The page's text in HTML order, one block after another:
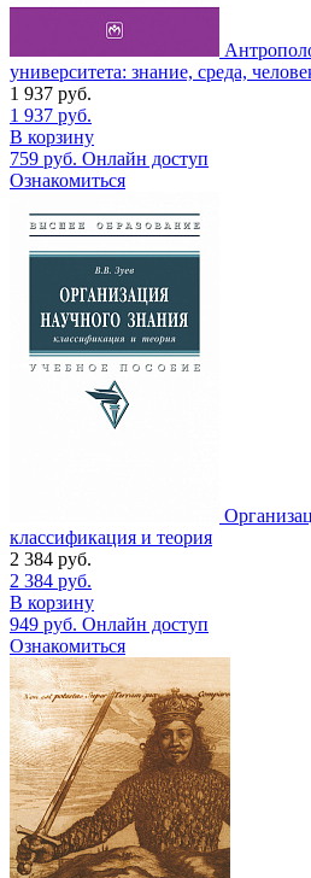
университета: знание, среда,
1 937 руб.
1 937 руб.
В корзину
759 руб. Онлайн доступ
Ознакомиться
классификация и теория
2 384 руб.
2 384 руб.
В корзину
949 руб. Онлайн доступ
Ознакомиться